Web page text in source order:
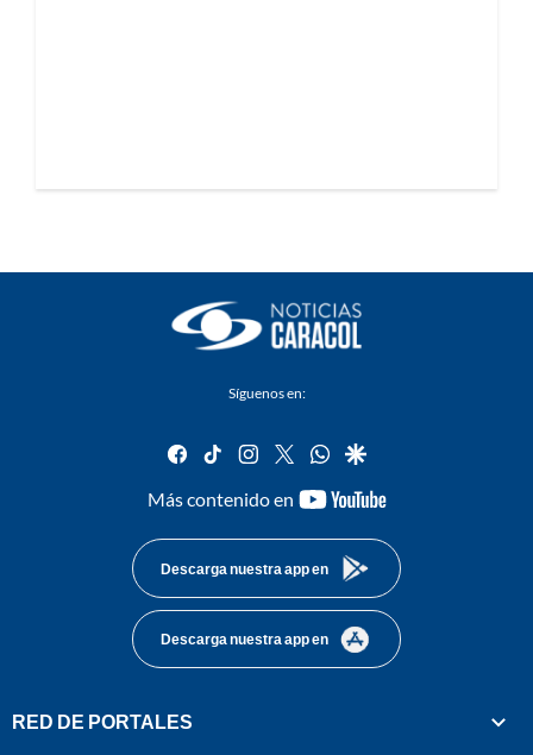
Síguenos en:
facebook
tiktok instagram
twitterwhatsapp
google
Más contenido en
youtube-
Descarga nuestra app en
Descarga nuestra app en
RED DE PORTALES